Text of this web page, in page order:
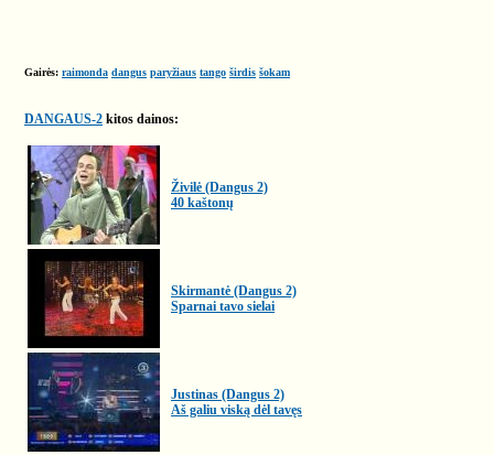
Gairės: raimonda dangus paryžiaus tango širdis šokam
DANGAUS-2 kitos dainos:
Živilė (Dangus 2)
40 kaštonų
Skirmantė (Dangus 2)
Sparnai tavo sielai
Justinas (Dangus 2)
Aš galiu viską dėl tavęs